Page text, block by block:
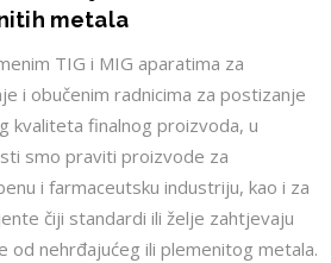
metala
TIG i MIG aparatima za
i obučenim radnicima za postizanje
kvaliteta finalnog proizvoda, u
smo praviti proizvode za
i farmaceutsku industriju, kao i za
čiji standardi ili želje zahtjevaju
od nehrđajućeg ili plemenitog metala.